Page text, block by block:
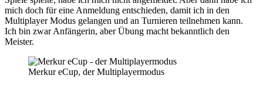
mich doch für eine Anmeldung entschieden, damit ich in den
Multiplayer Modus gelangen und an Turnieren teilnehmen kann.
Ich bin zwar Anfängerin, aber Übung macht bekanntlich den
Meister.
Merkur eCup, der Multiplayermodus